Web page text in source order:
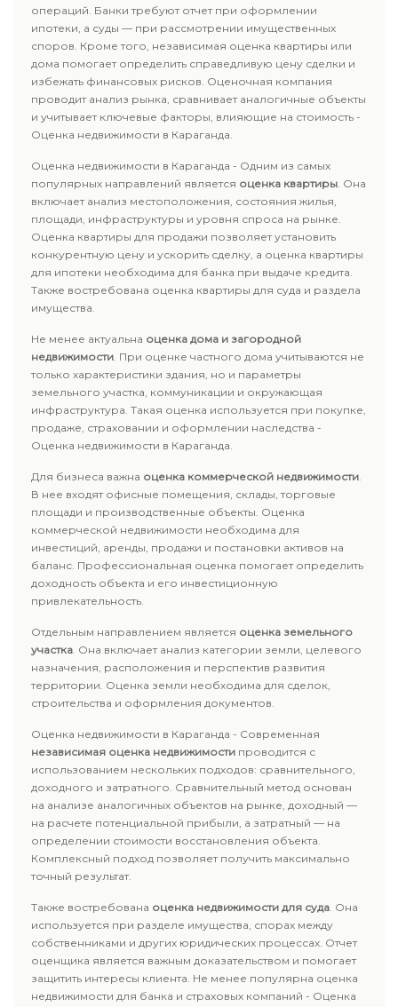
операций. Банки требуют отчет при оформлении
ипотеки, а суды — при рассмотрении имущественных
споров. Кроме того, независимая оценка квартиры или
дома помогает определить справедливую цену сделки и
избежать финансовых рисков. Оценочная компания
проводит анализ рынка, сравнивает аналогичные объекты
и учитывает ключевые факторы, влияющие на стоимость -
Оценка недвижимости в Караганда.
Оценка недвижимости в Караганда - Одним из самых
популярных направлений является оценка квартиры. Она
включает анализ местоположения, состояния жилья,
площади, инфраструктуры и уровня спроса на рынке.
Оценка квартиры для продажи позволяет установить
конкурентную цену и ускорить сделку, а оценка квартиры
для ипотеки необходима для банка при выдаче кредита.
Также востребована оценка квартиры для суда и раздела
имущества.
Не менее актуальна оценка дома и загородной
недвижимости. При оценке частного дома учитываются не
только характеристики здания, но и параметры
земельного участка, коммуникации и окружающая
инфраструктура. Такая оценка используется при покупке,
продаже, страховании и оформлении наследства -
Оценка недвижимости в Караганда.
Для бизнеса важна оценка коммерческой недвижимости.
В нее входят офисные помещения, склады, торговые
площади и производственные объекты. Оценка
коммерческой недвижимости необходима для
инвестиций, аренды, продажи и постановки активов на
баланс. Профессиональная оценка помогает определить
доходность объекта и его инвестиционную
привлекательность.
Отдельным направлением является оценка земельного
участка. Она включает анализ категории земли, целевого
назначения, расположения и перспектив развития
территории. Оценка земли необходима для сделок,
строительства и оформления документов.
Оценка недвижимости в Караганда - Современная
независимая оценка недвижимости проводится с
использованием нескольких подходов: сравнительного,
доходного и затратного. Сравнительный метод основан
на анализе аналогичных объектов на рынке, доходный —
на расчете потенциальной прибыли, а затратный — на
определении стоимости восстановления объекта.
Комплексный подход позволяет получить максимально
точный результат.
Также востребована оценка недвижимости для суда. Она
используется при разделе имущества, спорах между
собственниками и других юридических процессах. Отчет
оценщика является важным доказательством и помогает
защитить интересы клиента. Не менее популярна оценка
недвижимости для банка и страховых компаний - Оценка